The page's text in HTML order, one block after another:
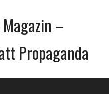
–
Propaganda